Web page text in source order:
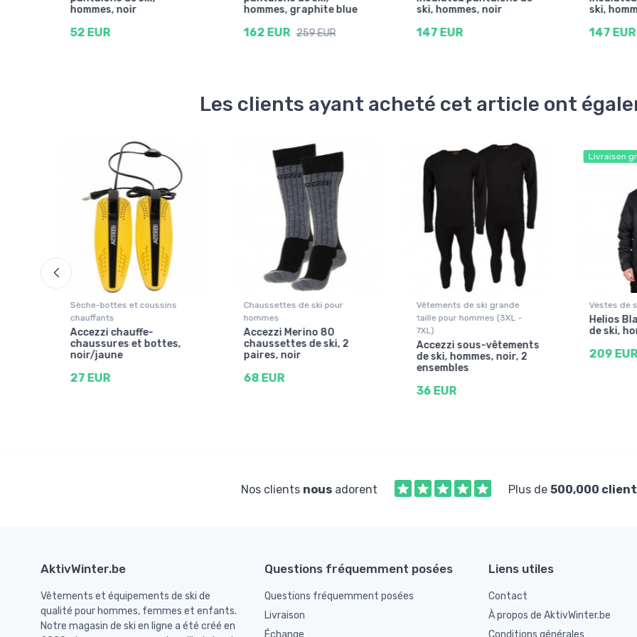
hommes, noir
52 EUR
hommes, graphite blue
162 EUR 259 EUR
ski, hommes, noir
147 EUR
ski,
147 EUR
Les clients ayant acheté cet article ont
Sèche-bottes et coussins
chauffants
Accezzi chauffe-
chaussures et bottes,
noir/jaune
27 EUR
Chaussettes de ski pour
hommes
Accezzi Merino 80
chaussettes de ski, 2
paires, noir
68 EUR
Vêtements de ski grande
taille pour hommes (3XL -
7XL)
Accezzi sous-vêtements
de ski, hommes, noir, 2
ensembles
36 EUR
Livraison
Vestes de
Helios
de ski,
209 EUR
Nos clients nousadorent Plus de 500,000
AktivWinter.be
Vêtements et équipements de ski de
qualité pour hommes, femmes et enfants.
Notre magasin de ski en ligne a été créé en
Questions fréquemment posées
Questions fréquemment posées
Livraison
Échange
Liens utiles
Contact
À propos de AktivWinter.be
Conditions générales